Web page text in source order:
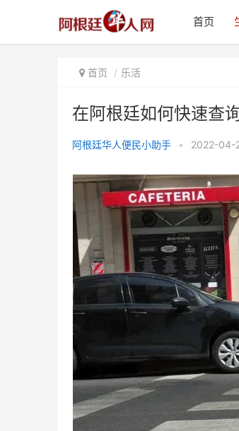
首页
首页 乐活
在阿根廷如何快速查
阿根廷华人便民小助手 • 2022-04-
罚单并免除债务